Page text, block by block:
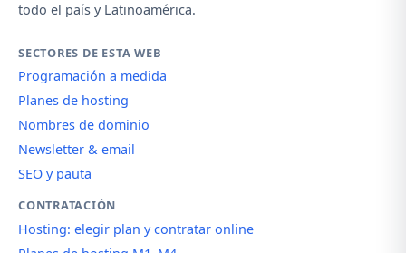
todo el país y Latinoamérica.
SECTORES DE ESTA WEB
Programación a medida
Planes de hosting
Nombres de dominio
Newsletter & email
SEO y pauta
CONTRATACIÓN
Hosting: elegir plan y contratar online